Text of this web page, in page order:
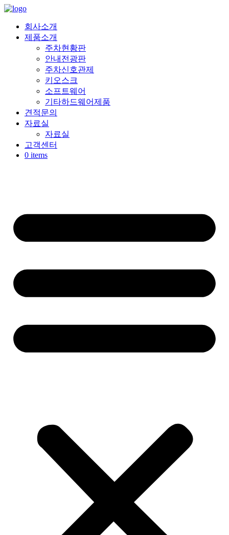
Skip
content회사소개
제품소개
주차현황판
안내전광판
주차신호관제
키오스크
소프트웨어
기타하드웨어제품
견적문의
자료실
자료실
고객센터
0 items